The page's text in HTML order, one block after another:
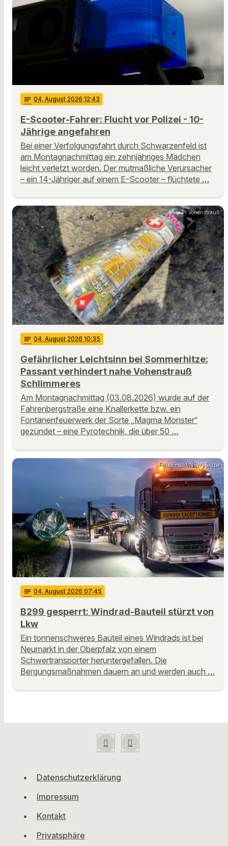
notes 04. August 2026 12:43
E-Scooter-Fahrer: Flucht vor Polizei - 10-
Jährige angefahren
Bei einer Verfolgungsfahrt durch Schwarzenfeld ist
am Montagnachmittag ein zehnjähriges Mädchen
leicht verletzt worden. Der mutmaßliche Verursacher
– ein 14-Jähriger auf einem E-Scooter – flüchtete …
PI Vohenstrauß
notes 04. August 2026 10:35
Gefährlicher Leichtsinn bei Sommerhitze:
Passant verhindert nahe Vohenstrauß
Schlimmeres
Am Montagnachmittag (03.08.2026) wurde auf der
Fahrenbergstraße eine Knallerkette bzw. ein
Fontänenfeuerwerk der Sorte „Magma Monster“
gezündet – eine Pyrotechnik, die über 50 …
Felix Besold/NEWS5/dpa
notes 04. August 2026 07:45
B299 gesperrt: Windrad-Bauteil stürzt von
Lkw
Ein tonnenschweres Bauteil eines Windrads ist bei
Neumarkt in der Oberpfalz von einem
Schwertransporter heruntergefallen. Die
Bergungsmaßnahmen dauern an und werden auch …
Datenschutzerklärung
Impressum
Kontakt
Privatsphäre